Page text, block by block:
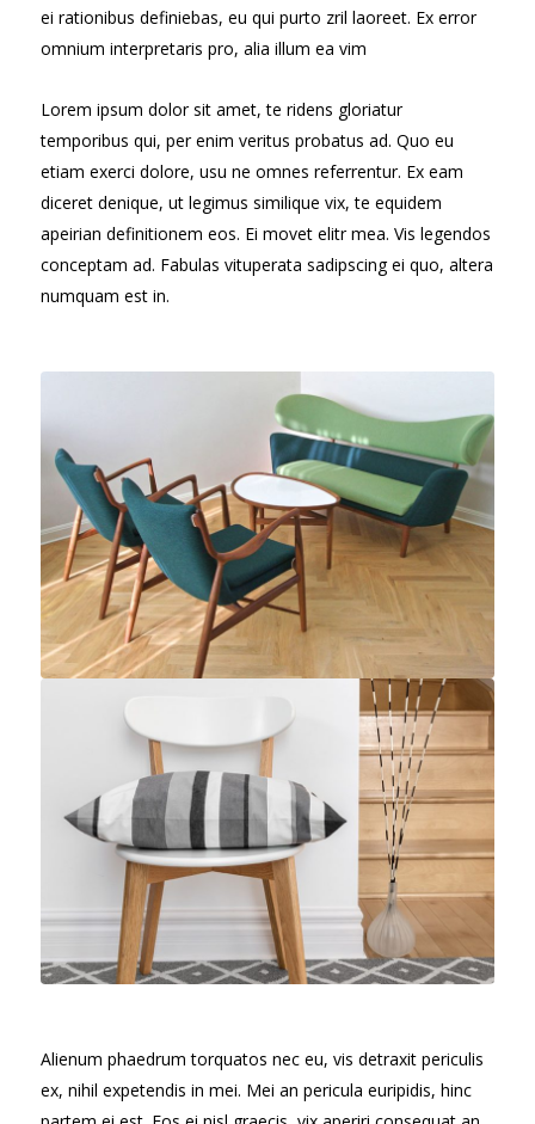
ei rationibus definiebas, eu qui purto zril laoreet. Ex error
omnium interpretaris pro, alia illum ea vim
Lorem ipsum dolor sit amet, te ridens gloriatur
temporibus qui, per enim veritus probatus ad. Quo eu
etiam exerci dolore, usu ne omnes referrentur. Ex eam
diceret denique, ut legimus similique vix, te equidem
apeirian definitionem eos. Ei movet elitr mea. Vis legendos
conceptam ad. Fabulas vituperata sadipscing ei quo, altera
numquam est in.
Alienum phaedrum torquatos nec eu, vis detraxit periculis
ex, nihil expetendis in mei. Mei an pericula euripidis, hinc